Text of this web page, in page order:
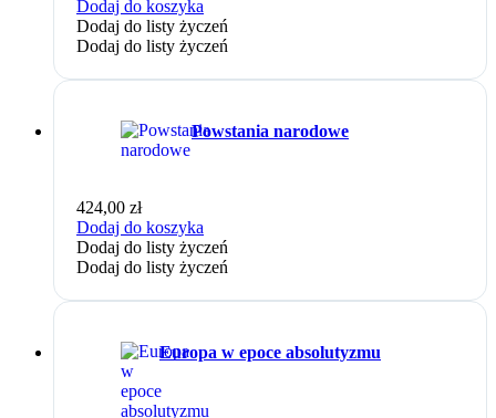
Dodaj do koszyka
Dodaj do listy życzeń
Dodaj do listy życzeń
Powstania narodowe
424,00 zł
Dodaj do koszyka
Dodaj do listy życzeń
Dodaj do listy życzeń
Europa w epoce absolutyzmu